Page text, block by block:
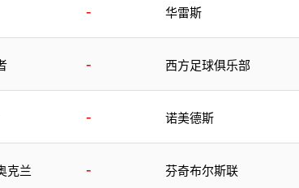
- 华雷斯
- 西方足球俱乐部
- 诺美德斯
克兰 - 芬奇布尔斯联